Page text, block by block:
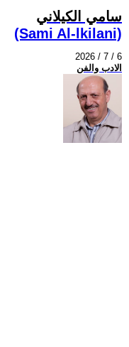
سامي الكيلاني
(Sami Al-lkilani)
2026 / 7 / 6
الادب والفن